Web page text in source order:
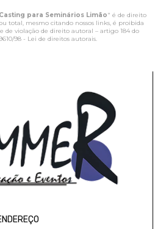
para Seminários Limão" é de direito
total, mesmo citando nossos links, é proibida
de violação de direito autoral – artigo 184 do
98 - Lei de direitos autorais.